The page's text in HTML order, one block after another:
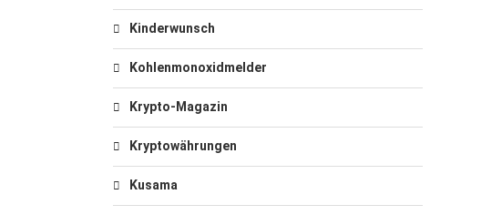
Kinderwunsch
Kohlenmonoxidmelder
Krypto-Magazin
Kryptowährungen
Kusama